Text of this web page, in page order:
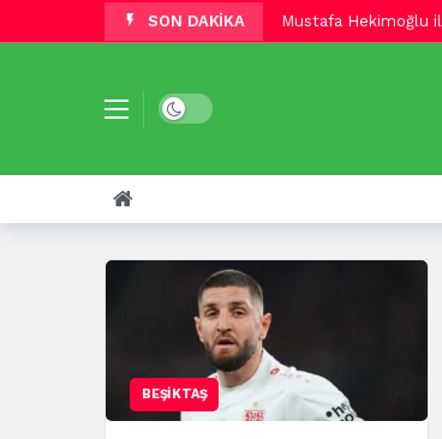
SON DAKİKA Junior Olaitan göz
Galatasaray’dan
Galatasaray’da
İtalyan gazeteci
Beşiktaş’tan stoper
BEŞIKTAŞ